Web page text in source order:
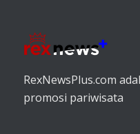
RexNewsPlus.com
promosi pariwisata